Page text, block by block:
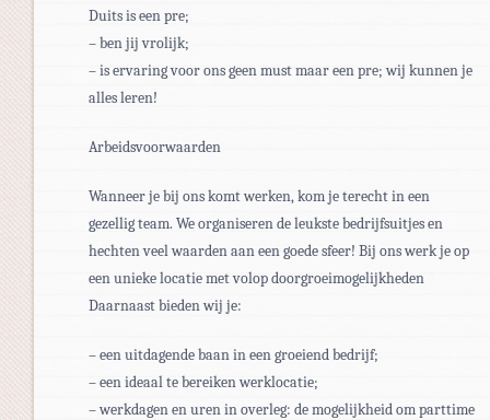
Duits is een pre;
– ben jij vrolijk;
– is ervaring voor ons geen must maar een pre; wij kunnen je
alles leren!
Arbeidsvoorwaarden
Wanneer je bij ons komt werken, kom je terecht in een
gezellig team. We organiseren de leukste bedrijfsuitjes en
hechten veel waarden aan een goede sfeer! Bij ons werk je op
een unieke locatie met volop doorgroeimogelijkheden
Daarnaast bieden wij je:
– een uitdagende baan in een groeiend bedrijf;
– een ideaal te bereiken werklocatie;
– werkdagen en uren in overleg: de mogelijkheid om parttime